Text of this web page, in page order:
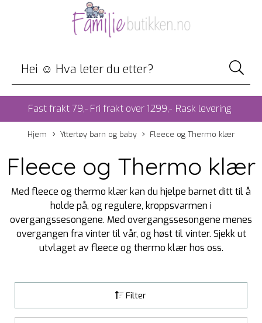
Fast frakt 79,- Fri frakt over 1299,- Rask levering
Hjem Yttertøy barn og baby Fleece og Thermo klær
Fleece og Thermo klær
Med fleece og thermo klær kan du hjelpe barnet ditt til å
holde på, og regulere, kroppsvarmen i
overgangssesongene. Med overgangssesongene menes
overgangen fra vinter til vår, og høst til vinter. Sjekk ut
utvlaget av fleece og thermo klær hos oss.
Filter